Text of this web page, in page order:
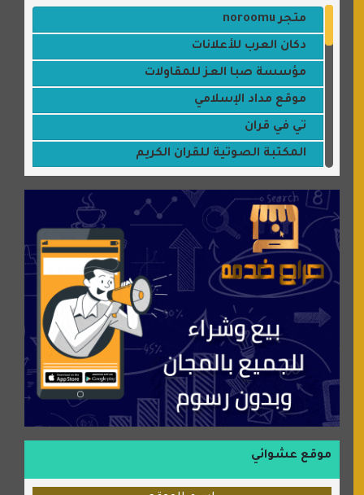
متجر noroomu
دكان العرب للأعلانات
مؤسسة صبا العز للمقاولات
موقع مداد الإسلامي
تي في قران
المكتبة الصوتية للقران الكريم
موقع سيارات عربية
عالم كوكي
سورة قران
شركة إعمار الرياض للخدمات المنزلية
شبكة رأيي
موسوعة نور الرحمن
منتدى جيوش الهكرز
بلو باص
موقع حراج خدمة
الطبي
قراننا
موقع عشوائي